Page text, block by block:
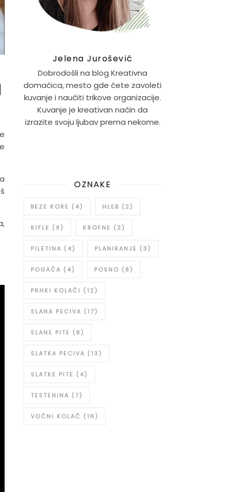
Jelena Jurošević
Dobrodošli na blog Kreativna
domaćica, mesto gde ćete zavoleti
kuvanje i naučiti trikove organizacije.
Kuvanje je kreativan način da
izrazite svoju ljubav prema nekome.
OZNAKE
BEZE KORE (4) HLEB (2)
KIFLE (9) KROFNE (2)
PILETINA (4) PLANIRANJE (3)
POGAČA (4) POSNO (8)
PRHKI KOLAČI (12)
SLANA PECIVA (17)
SLANE PITE (8)
SLATKA PECIVA (13)
SLATKE PITE (4)
TESTENINA (7)
VOĆNI KOLAČ (16)